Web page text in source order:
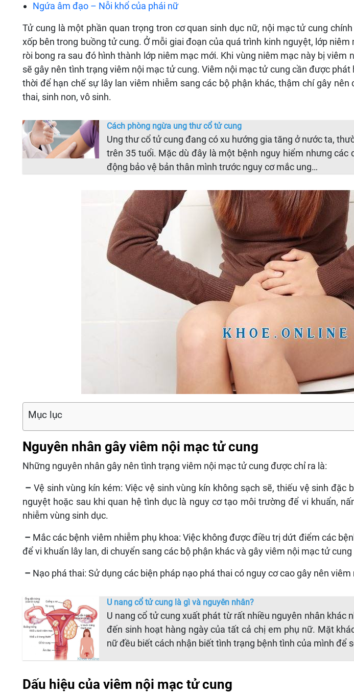
Ngứa âm đạo – Nỗi khổ của phái nữ
Tử cung là một phần quan trọng tron cơ quan sinh dục nữ, nội mạc tử cung
xốp bên trong buồng tử cung. Ở mỗi giai đoạn của quá trình kinh nguyệt, lớp niêm
ròi bong ra sau đó hình thành lớp niêm mạc mới. Khi vùng niêm mạc này bị viêm
sẽ gây nên tình trạng viêm nội mạc tử cung. Viêm nội mạc tử cung cần được
thời để hạn chế sự lây lan viêm nhiễm sang các bộ phận khác, thậm chí gây nên
thai, sinh non, vô sinh.
Cách phòng ngừa ung thư cổ tử cung
Ung thư cổ tử cung đang có xu hướng gia tăng ở nước ta,
trên 35 tuổi. Mặc dù đây là một bệnh nguy hiểm nhưng các
động bảo vệ bản thân mình trước nguy cơ mắc ung…
Mục lục
Nguyên nhân gây viêm nội mạc tử cung
Những nguyên nhân gây nên tình trạng viêm nội mạc tử cung được chỉ ra là:
– Vệ sinh vùng kín kém: Việc vệ sinh vùng kín không sạch sẽ, thiếu vệ sinh đặc
nguyệt hoặc sau khi quan hệ tình dục là nguy cơ tạo môi trường để vi khuẩn,
nhiễm vùng sinh dục.
– Mắc các bệnh viêm nhiễm phụ khoa: Việc không được điều trị dứt điểm các
để vi khuẩn lây lan, di chuyển sang các bộ phận khác và gây viêm nội mạc tử cung
– Nạo phá thai: Sử dụng các biện pháp nạo phá thai có nguy cơ cao gây nên
U nang cổ tử cung là gì và nguyên nhân?
U nang cổ tử cung xuất phát từ rất nhiều nguyên nhân khác
đến sinh hoạt hàng ngày của tất cả chị em phụ nữ. Mặt
nữ đều biết cách nhận biết tình trạng bệnh tình của mình để
Dấu hiệu của viêm nội mạc tử cung